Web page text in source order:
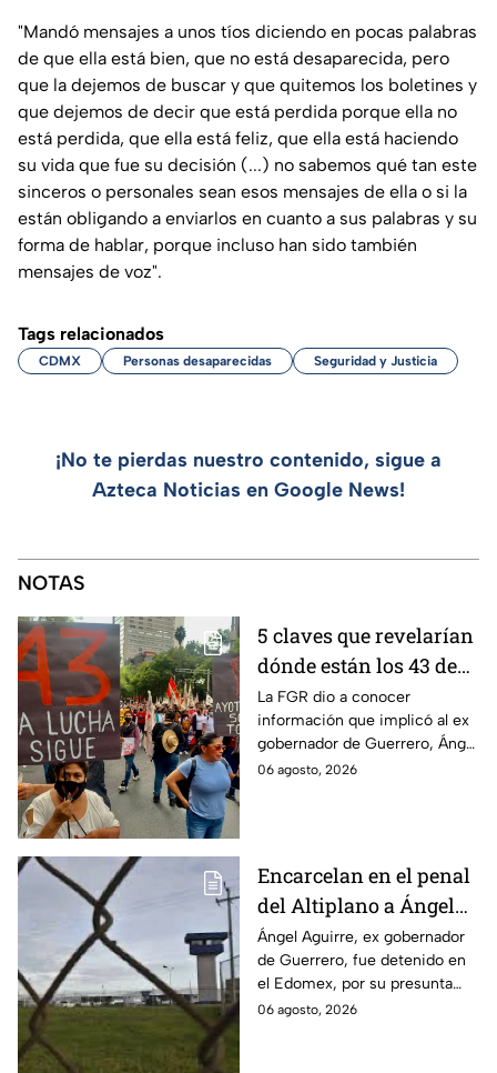
"Mandó mensajes a unos tíos diciendo en pocas palabras
de que ella está bien, que no está desaparecida, pero
que la dejemos de buscar y que quitemos los boletines y
que dejemos de decir que está perdida porque ella no
está perdida, que ella está feliz, que ella está haciendo
su vida que fue su decisión (...) no sabemos qué tan este
sinceros o personales sean esos mensajes de ella o si la
están obligando a enviarlos en cuanto a sus palabras y su
forma de hablar, porque incluso han sido también
mensajes de voz".
Tags relacionados
CDMX Personas desaparecidas Seguridad y Justicia
¡No te pierdas nuestro contenido, sigue a
Azteca Noticias en Google News!
NOTAS
5 claves que revelarían
dónde están los 43 de
Ayotzinapa tras
captura de Ángel
Aguirre, ex gobernador
de Guerrero
La FGR dio a conocer
información que implicó al ex
gobernador de Guerrero, Ángel
Aguirre, quien fue detenido
06 agosto, 2026
Encarcelan en el penal
del Altiplano a Ángel
Aguirre, ex gobernador
de Guerrero por caso
Ayotzinapa
Ángel Aguirre, ex gobernador
de Guerrero, fue detenido en
el Edomex, por su presunta
participación en la
06 agosto, 2026